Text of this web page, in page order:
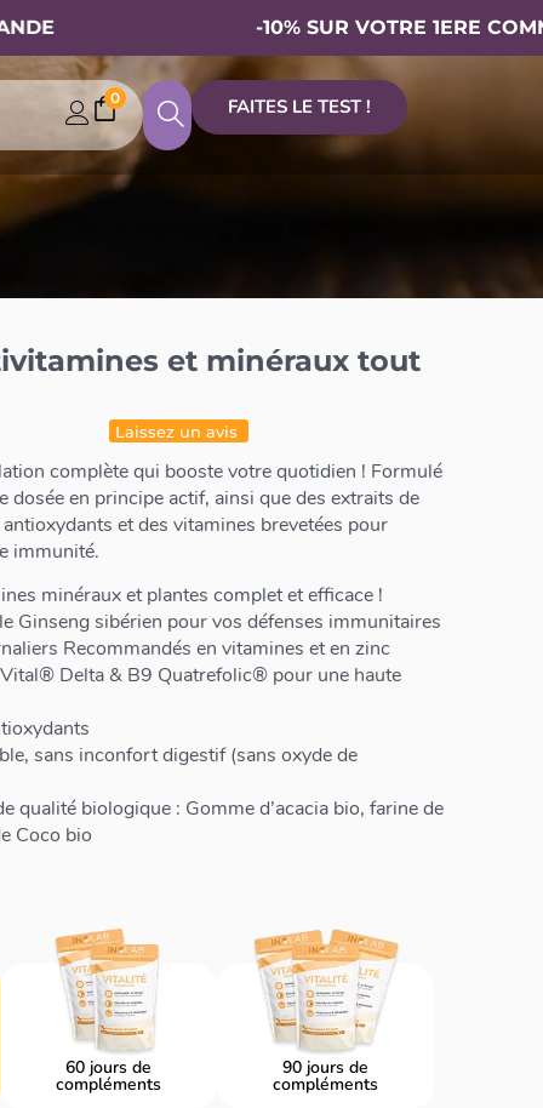
-10% SUR VOTRE 1ERE
FAITES LE TEST !
0
et minéraux tout
Laissez un avis
complète qui booste votre quotidien ! Formulé
dosée en principe actif, ainsi que des extraits de
et des vitamines brevetées pour
immunité.
minéraux et plantes complet et efficace !
Ginseng sibérien pour vos défenses immunitaires
Recommandés en vitamines et en zinc
Delta & B9 Quatrefolic® pour une haute
sans inconfort digestif (sans oxyde de
qualité biologique : Gomme d’acacia bio, farine de
Coco bio
60 jours de
compléments
90 jours de
compléments